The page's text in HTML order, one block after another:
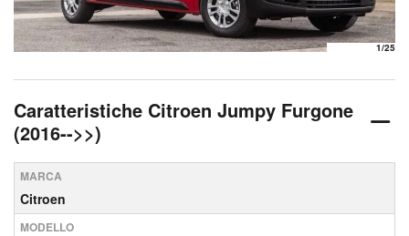
1/25
Caratteristiche Citroen Jumpy Furgone
(2016-->>)
MARCA
Citroen
MODELLO